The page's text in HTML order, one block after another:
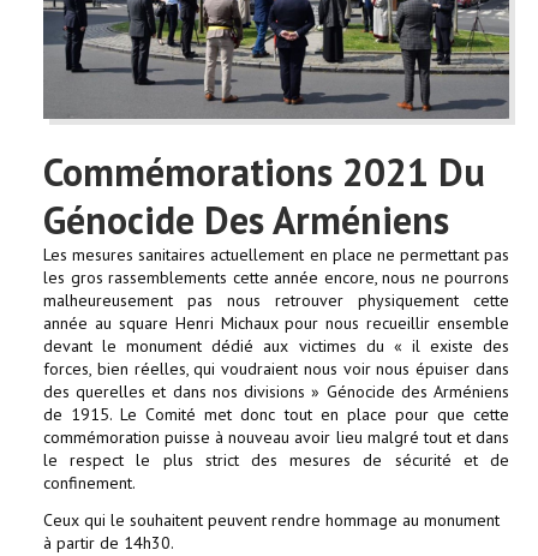
Commémorations 2021 Du
Génocide Des Arméniens
Les mesures sanitaires actuellement en place ne permettant pas
les gros rassemblements cette année encore, nous ne pourrons
malheureusement pas nous retrouver physiquement cette
année au square Henri Michaux pour nous recueillir ensemble
devant le monument dédié aux victimes du « il existe des
forces, bien réelles, qui voudraient nous voir nous épuiser dans
des querelles et dans nos divisions » Génocide des Arméniens
de 1915. Le Comité met donc tout en place pour que cette
commémoration puisse à nouveau avoir lieu malgré tout et dans
le respect le plus strict des mesures de sécurité et de
confinement.
Ceux qui le souhaitent peuvent rendre hommage au monument
à partir de 14h30.